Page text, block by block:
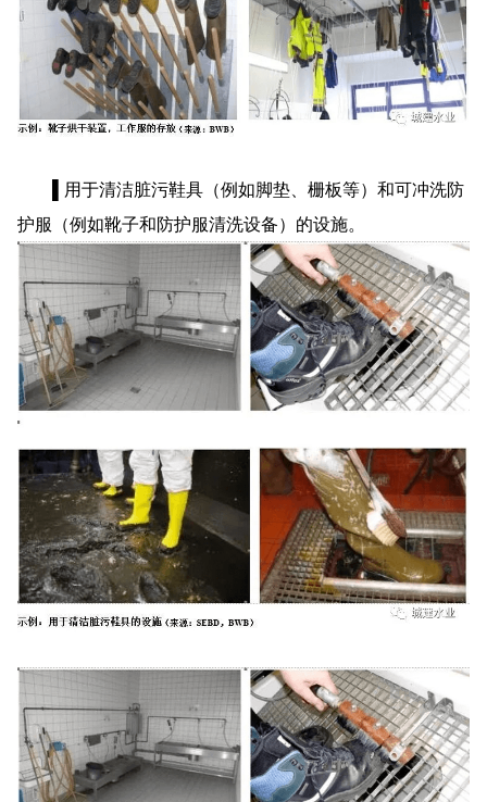
▌用于清洁脏污鞋具（例如脚垫、栅板等）和可冲洗防
护服（例如靴子和防护服清洗设备）的设施。